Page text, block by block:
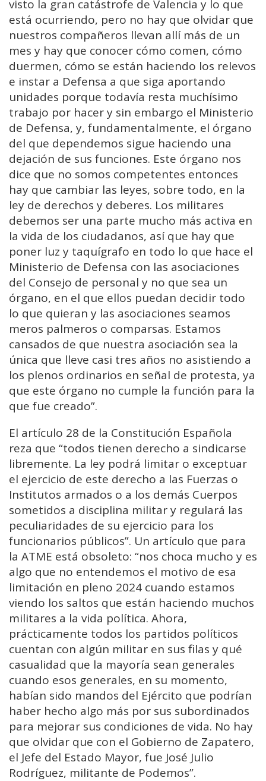
visto la gran catástrofe de Valencia y lo que
está ocurriendo, pero no hay que olvidar que
nuestros compañeros llevan allí más de un
mes y hay que conocer cómo comen, cómo
duermen, cómo se están haciendo los relevos
e instar a Defensa a que siga aportando
unidades porque todavía resta muchísimo
trabajo por hacer y sin embargo el Ministerio
de Defensa, y, fundamentalmente, el órgano
del que dependemos sigue haciendo una
dejación de sus funciones. Este órgano nos
dice que no somos competentes entonces
hay que cambiar las leyes, sobre todo, en la
ley de derechos y deberes. Los militares
debemos ser una parte mucho más activa en
la vida de los ciudadanos, así que hay que
poner luz y taquígrafo en todo lo que hace el
Ministerio de Defensa con las asociaciones
del Consejo de personal y no que sea un
órgano, en el que ellos puedan decidir todo
lo que quieran y las asociaciones seamos
meros palmeros o comparsas. Estamos
cansados de que nuestra asociación sea la
única que lleve casi tres años no asistiendo a
los plenos ordinarios en señal de protesta, ya
que este órgano no cumple la función para la
que fue creado”.
El artículo 28 de la Constitución Española
reza que “todos tienen derecho a sindicarse
libremente. La ley podrá limitar o exceptuar
el ejercicio de este derecho a las Fuerzas o
Institutos armados o a los demás Cuerpos
sometidos a disciplina militar y regulará las
peculiaridades de su ejercicio para los
funcionarios públicos”. Un artículo que para
la ATME está obsoleto: “nos choca mucho y es
algo que no entendemos el motivo de esa
limitación en pleno 2024 cuando estamos
viendo los saltos que están haciendo muchos
militares a la vida política. Ahora,
prácticamente todos los partidos políticos
cuentan con algún militar en sus filas y qué
casualidad que la mayoría sean generales
cuando esos generales, en su momento,
habían sido mandos del Ejército que podrían
haber hecho algo más por sus subordinados
para mejorar sus condiciones de vida. No hay
que olvidar que con el Gobierno de Zapatero,
el Jefe del Estado Mayor, fue José Julio
Rodríguez, militante de Podemos”.